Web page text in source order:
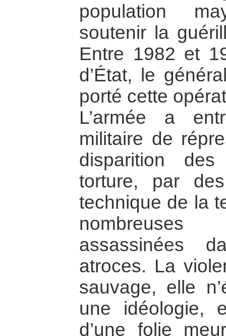
population
soutenir la
Entre 1982 et
d’État, le
porté cette
L’armée a
militaire de
disparition
torture, par
technique de la
assassinées
atroces. La
sauvage, elle
une idéologie,
d’une folie